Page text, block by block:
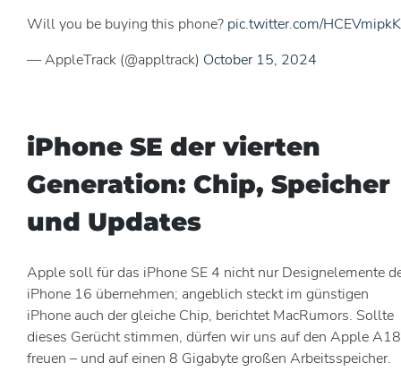
Will you be buying this phone? pic.twitter.com/
— AppleTrack (@appltrack) October 15, 2024
iPhone SE der vierten
Generation: Chip, Speicher
und Updates
Apple soll für das iPhone SE 4 nicht nur Designelemente
iPhone 16 übernehmen; angeblich steckt im günstigen
iPhone auch der gleiche Chip, berichtet MacRumors. Sollte
dieses Gerücht stimmen, dürfen wir uns auf den Apple A18
freuen – und auf einen 8 Gigabyte großen Arbeitsspeicher.